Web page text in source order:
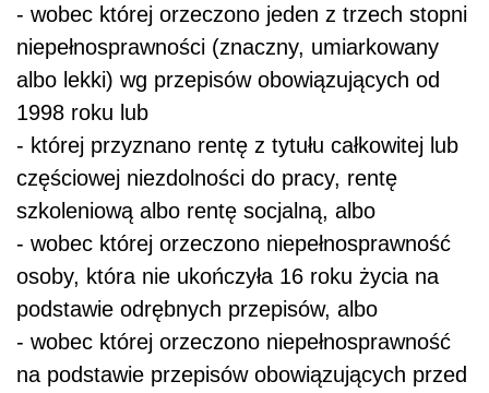
- wobec której orzeczono jeden z trzech stopni
niepełnosprawności (znaczny, umiarkowany
albo lekki) wg przepisów obowiązujących od
1998 roku lub
- której przyznano rentę z tytułu całkowitej lub
częściowej niezdolności do pracy, rentę
szkoleniową albo rentę socjalną, albo
- wobec której orzeczono niepełnosprawność
osoby, która nie ukończyła 16 roku życia na
podstawie odrębnych przepisów, albo
- wobec której orzeczono niepełnosprawność
na podstawie przepisów obowiązujących przed